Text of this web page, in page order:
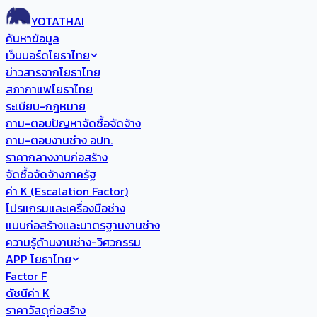
YOTATHAI
ค้นหาข้อมูล
เว็บบอร์ดโยธาไทย
ข่าวสารจากโยธาไทย
สภากาแฟโยธาไทย
ระเบียบ-กฎหมาย
ถาม-ตอบปัญหาจัดซื้อจัดจ้าง
ถาม-ตอบงานช่าง อปท.
ราคากลางงานก่อสร้าง
จัดซื้อจัดจ้างภาครัฐ
ค่า K (Escalation Factor)
โปรแกรมและเครื่องมือช่าง
แบบก่อสร้างและมาตรฐานงานช่าง
ความรู้ด้านงานช่าง-วิศวกรรม
APP โยธาไทย
Factor F
ดัชนีค่า K
ราคาวัสดุก่อสร้าง